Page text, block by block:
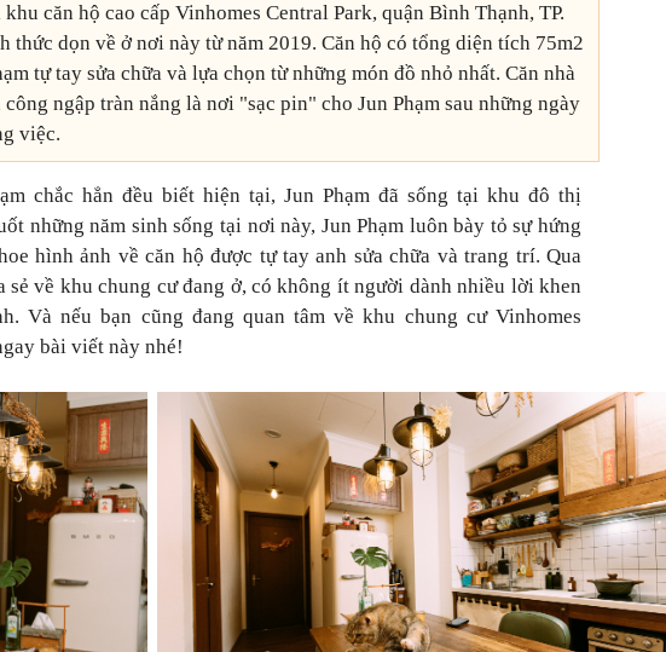
căn hộ cao cấp Vinhomes Central Park, quận Bình Thạnh, TP.
thức dọn về ở nơi này từ năm 2019. Căn hộ có tổng diện tích 75m2
tự tay sửa chữa và lựa chọn từ những món đồ nhỏ nhất. Căn nhà
ngập tràn nắng là nơi "sạc pin" cho Jun Phạm sau những ngày
việc.
chắc hẳn đều biết hiện tại, Jun Phạm đã sống tại khu đô thị
những năm sinh sống tại nơi này, Jun Phạm luôn bày tỏ sự hứng
hình ảnh về căn hộ được tự tay anh sửa chữa và trang trí. Qua
sẻ về khu chung cư đang ở, có không ít người dành nhiều lời khen
Và nếu bạn cũng đang quan tâm về khu chung cư Vinhomes
bài viết này nhé!